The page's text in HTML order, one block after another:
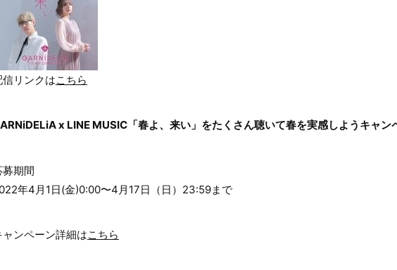
信リンクはこちら
x LINE MUSIC「春よ、来い」をたくさん聴いて春を実感しようキャン
募期間
年4月1日(金)0:00〜4月17日（日）23:59まで
ャンペーン詳細はこちら